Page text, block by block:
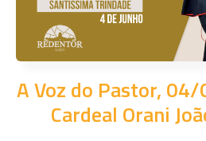
A Voz do Pastor,
Cardeal Orani